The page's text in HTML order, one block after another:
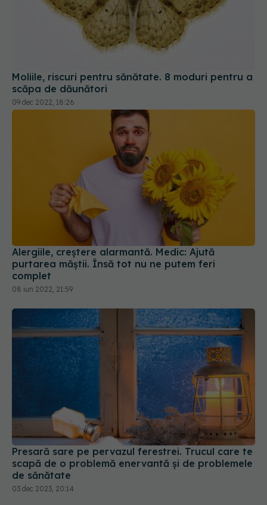
Moliile, riscuri pentru sănătate. 8 moduri pentru a
09 dec 2022, 18:26
Alergiile, creștere alarmantă. Medic: Ajută
purtarea măștii. Însă tot nu ne putem feri
complet
08 iun 2022, 21:59
Presară sare pe pervazul ferestrei. Trucul care te
scapă de o problemă enervantă și de problemele
de sănătate
03 dec 2023, 20:14